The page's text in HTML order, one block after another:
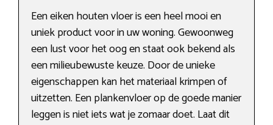
Een eiken houten vloer is een heel mooi en
uniek product voor in uw woning. Gewoonweg
een lust voor het oog en staat ook bekend als
een milieubewuste keuze. Door de unieke
eigenschappen kan het materiaal krimpen of
uitzetten. Een plankenvloer op de goede manier
leggen is niet iets wat je zomaar doet. Laat dit